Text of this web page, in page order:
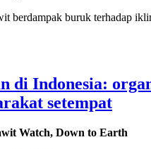
berdampak buruk terhadap
di Indonesia:
setempat
Watch, Down to Earth